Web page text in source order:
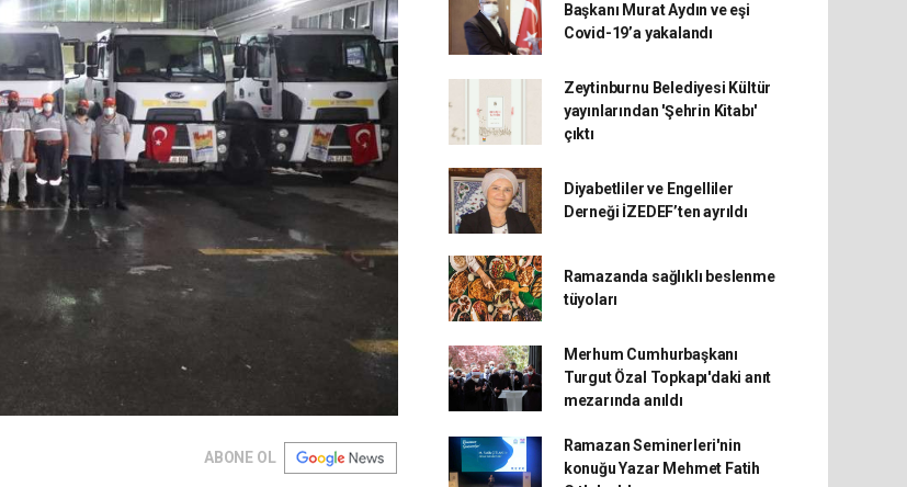
ABONE OL
Başkanı Murat Aydın ve eşi
Covid-19’a yakalandı
Zeytinburnu Belediyesi Kültür
yayınlarından 'Şehrin Kitabı'
çıktı
Diyabetliler ve Engelliler
Derneği İZEDEF’ten ayrıldı
Ramazanda sağlıklı beslenme
tüyoları
Merhum Cumhurbaşkanı
Turgut Özal Topkapı'daki anıt
mezarında anıldı
Ramazan Seminerleri'nin
konuğu Yazar Mehmet Fatih